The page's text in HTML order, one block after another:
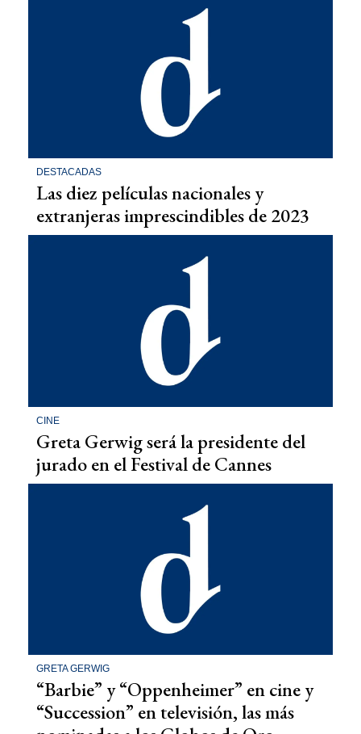
DESTACADAS
Las diez películas nacionales y
extranjeras imprescindibles de 2023
CINE
Greta Gerwig será la presidente del
jurado en el Festival de Cannes
GRETA GERWIG
“Barbie” y “Oppenheimer” en cine y
“Succession” en televisión, las más